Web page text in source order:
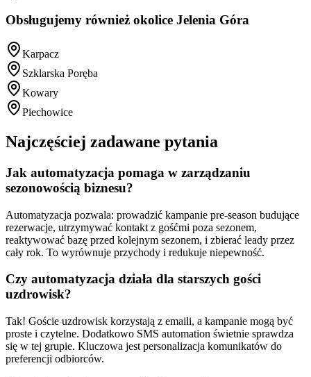
Obsługujemy również okolice Jelenia Góra
Karpacz
Szklarska Poręba
Kowary
Piechowice
Najczęściej zadawane pytania
Jak automatyzacja pomaga w zarządzaniu
sezonowością biznesu?
Automatyzacja pozwala: prowadzić kampanie pre-season budujące
rezerwacje, utrzymywać kontakt z gośćmi poza sezonem,
reaktywować bazę przed kolejnym sezonem, i zbierać leady przez
cały rok. To wyrównuje przychody i redukuje niepewność.
Czy automatyzacja działa dla starszych gości
uzdrowisk?
Tak! Goście uzdrowisk korzystają z emaili, a kampanie mogą być
proste i czytelne. Dodatkowo SMS automation świetnie sprawdza
się w tej grupie. Kluczowa jest personalizacja komunikatów do
preferencji odbiorców.